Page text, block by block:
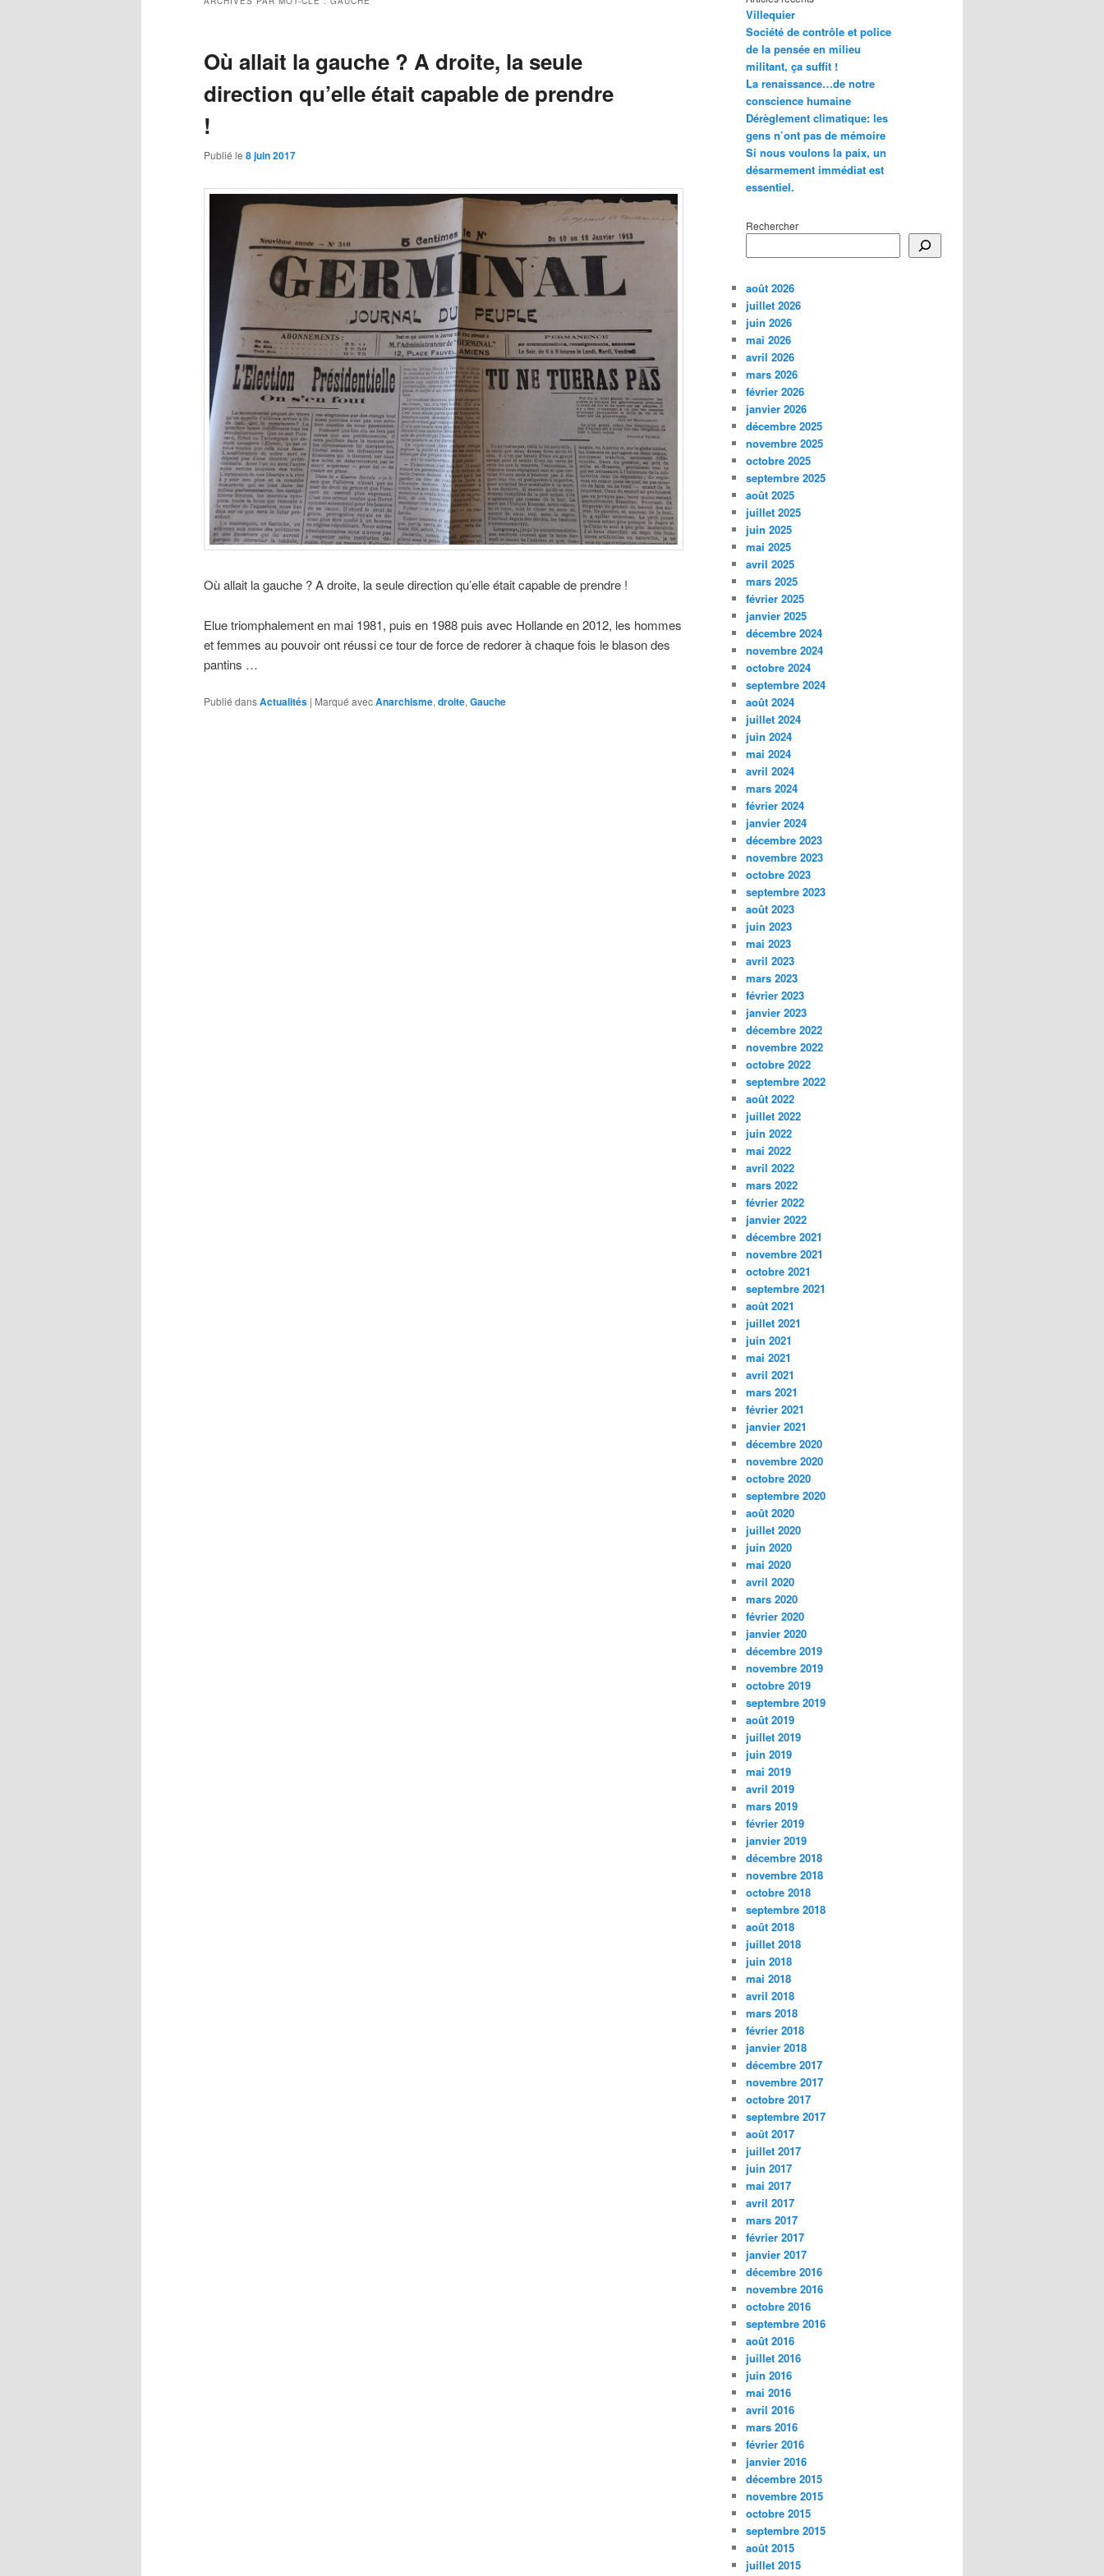
Où allait la gauche ? A droite, la seule
direction qu’elle était capable de prendre
!
Publié le 8 juin 2017
Où allait la gauche ? A droite, la seule direction qu’elle était capable de prendre !
Elue triomphalement en mai 1981, puis en 1988 puis avec Hollande en 2012, les hommes
et femmes au pouvoir ont réussi ce tour de force de redorer à chaque fois le blason des
pantins …
Publié dansActualités | Marqué avecAnarchisme, droite, Gauche
Villequier
Société de contrôle et police
de la pensée en milieu
militant, ça suffit !
La renaissance…de notre
conscience humaine
Dérèglement climatique: les
gens n’ont pas de mémoire
Si nous voulons la paix, un
désarmement immédiat est
essentiel.
Rechercher
août 2026
juillet 2026
juin 2026
mai 2026
avril 2026
mars 2026
février 2026
janvier 2026
décembre 2025
novembre 2025
octobre 2025
septembre 2025
août 2025
juillet 2025
juin 2025
mai 2025
avril 2025
mars 2025
février 2025
janvier 2025
décembre 2024
novembre 2024
octobre 2024
septembre 2024
août 2024
juillet 2024
juin 2024
mai 2024
avril 2024
mars 2024
février 2024
janvier 2024
décembre 2023
novembre 2023
octobre 2023
septembre 2023
août 2023
juin 2023
mai 2023
avril 2023
mars 2023
février 2023
janvier 2023
décembre 2022
novembre 2022
octobre 2022
septembre 2022
août 2022
juillet 2022
juin 2022
mai 2022
avril 2022
mars 2022
février 2022
janvier 2022
décembre 2021
novembre 2021
octobre 2021
septembre 2021
août 2021
juillet 2021
juin 2021
mai 2021
avril 2021
mars 2021
février 2021
janvier 2021
décembre 2020
novembre 2020
octobre 2020
septembre 2020
août 2020
juillet 2020
juin 2020
mai 2020
avril 2020
mars 2020
février 2020
janvier 2020
décembre 2019
novembre 2019
octobre 2019
septembre 2019
août 2019
juillet 2019
juin 2019
mai 2019
avril 2019
mars 2019
février 2019
janvier 2019
décembre 2018
novembre 2018
octobre 2018
septembre 2018
août 2018
juillet 2018
juin 2018
mai 2018
avril 2018
mars 2018
février 2018
janvier 2018
décembre 2017
novembre 2017
octobre 2017
septembre 2017
août 2017
juillet 2017
juin 2017
mai 2017
avril 2017
mars 2017
février 2017
janvier 2017
décembre 2016
novembre 2016
octobre 2016
septembre 2016
août 2016
juillet 2016
juin 2016
mai 2016
avril 2016
mars 2016
février 2016
janvier 2016
décembre 2015
novembre 2015
octobre 2015
septembre 2015
août 2015
juillet 2015